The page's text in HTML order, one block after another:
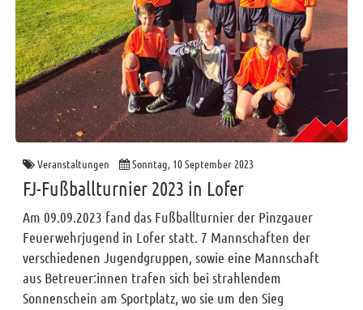
Veranstaltungen Sonntag, 10 September 2023
FJ-Fußballturnier 2023 in Lofer
Am 09.09.2023 fand das Fußballturnier der Pinzgauer
Feuerwehrjugend in Lofer statt. 7 Mannschaften der
verschiedenen Jugendgruppen, sowie eine Mannschaft
aus Betreuer:innen trafen sich bei strahlendem
Sonnenschein am Sportplatz, wo sie um den Sieg